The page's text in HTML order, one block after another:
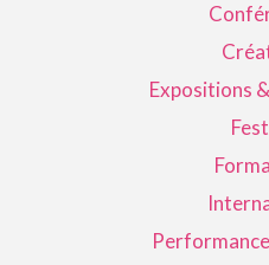
Expositions